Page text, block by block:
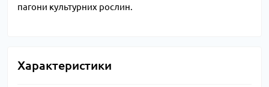
пагони культурних рослин.
Характеристики